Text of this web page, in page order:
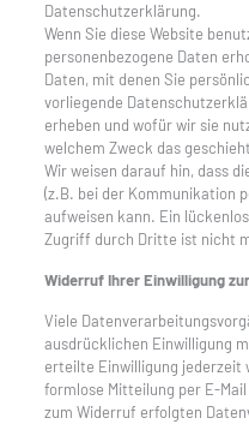
Datenschutzerklärung.
Wenn Sie diese Website
personenbezogene Daten
Daten, mit denen Sie
vorliegende
erheben und wofür wir sie
welchem Zweck das
Wir weisen darauf hin, dass
(z.B. bei der Kommunikation
aufweisen kann. Ein
Zugriff durch Dritte ist nicht
Widerruf Ihrer Einwilligung
Viele
ausdrücklichen Einwilligung
erteilte Einwilligung jederzeit
formlose Mitteilung per E-
zum Widerruf erfolgten